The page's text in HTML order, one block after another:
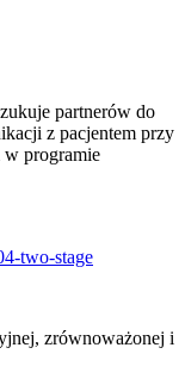
partnerów do
z pacjentem przy
w programie
two-stage
zrównoważonej i